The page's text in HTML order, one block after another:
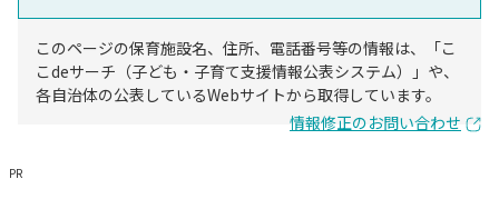
このページの保育施設名、住所、電話番号等の情報は、「こ
こdeサーチ（子ども・子育て支援情報公表システム）」や、
各自治体の公表しているWebサイトから取得しています。
情報修正のお問い合わせ
PR